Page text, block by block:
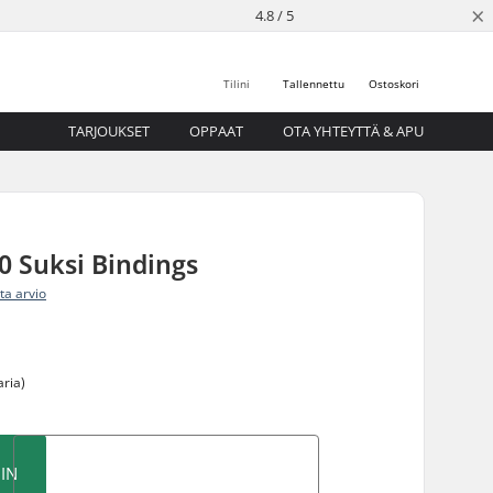
4.8 / 5 ×
Ostoskori
Tallennettu
Tilini
TARJOUKSET OPPAAT OTA YHTEYTTÄ & APU
Suksi Bindings
arvio